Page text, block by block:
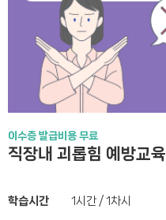
이수증 발급비용 무료
직장내 괴롭힘 예방교육
학습시간 1시간 / 1차시